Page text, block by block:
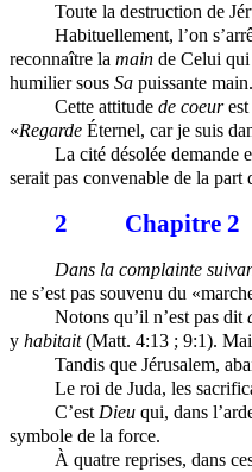
Toute la destruction de
Habituellement, l’on
reconnaître la main de Celui
humilier sous Sa puissante main.
Cette attitude de coeurest
«Regarde Éternel, car je suis
La cité désolée demande
serait pas convenable de la
2 Chapitre 2
Dans la complainte
ne s’est pas souvenu du
Notons qu’il n’est pas dit
y habitait(Matt. 4:13 ; 9:1).
Tandis que Jérusalem,
Le roi de Juda, les
C’est Dieuqui, dans
symbole de la force.
À quatre reprises, dans